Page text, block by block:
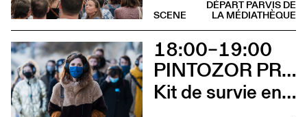
DÉPART PARVIS DE
LA MÉDIATHÈQUE
SCENE
18:00–19:00
PINTOZOR PROD. ET MARION THOMAS
Kit de survie en territoire masculiniste